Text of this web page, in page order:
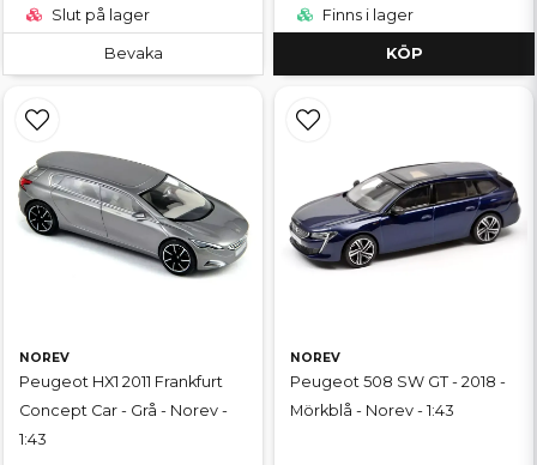
Slut på lager
Bevaka
Finns i lager
KÖP
NOREV
Peugeot HX1 2011 Frankfurt
Concept Car - Grå - Norev -
1:43
NOREV
Peugeot 508 SW GT - 2018 -
Mörkblå - Norev - 1:43